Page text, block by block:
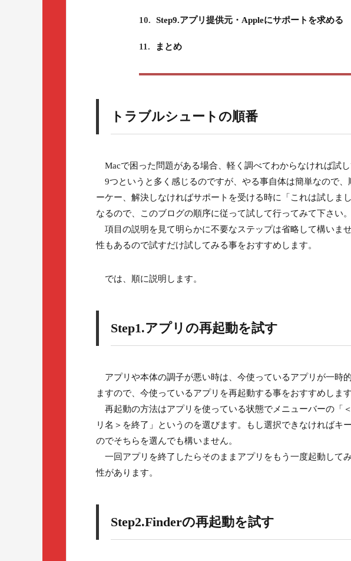
10. Step9.アプリ提供元・Appleにサポートを求める
11. まとめ
トラブルシュートの順番
Macで困った問題がある場合、軽く調べてわからなければ試
9つというと多く感じるのですが、やる事自体は簡単なので
ーケー、解決しなければサポートを受ける時に「これは試しま
なるので、このブログの順序に従って試して行ってみて下さい。
項目の説明を見て明らかに不要なステップは省略して構いま
性もあるので試すだけ試してみる事をおすすめします。
では、順に説明します。
Step1.アプリの再起動を試す
アプリや本体の調子が悪い時は、今使っているアプリが一時
ますので、今使っているアプリを再起動する事をおすすめします
再起動の方法はアプリを使っている状態でメニューバーの「
リ名＞を終了」というのを選びます。もし選択できなければキ
のでそちらを選んでも構いません。
一回アプリを終了したらそのままアプリをもう一度起動して
性があります。
Step2.Finderの再起動を試す